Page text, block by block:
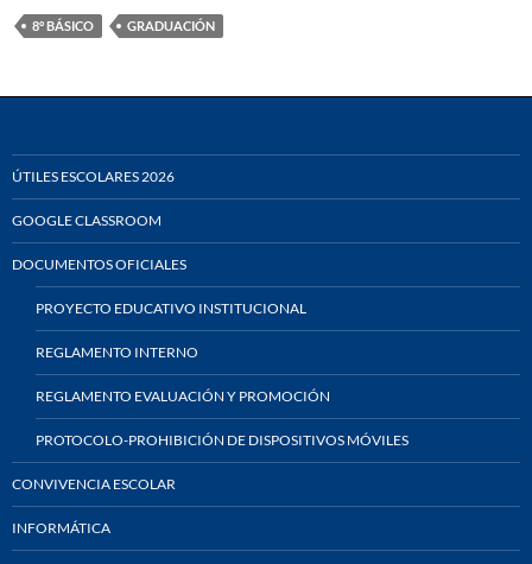
8° BÁSICO GRADUACIÓN
ÚTILES ESCOLARES 2026
GOOGLE CLASSROOM
DOCUMENTOS OFICIALES
PROYECTO EDUCATIVO INSTITUCIONAL
REGLAMENTO INTERNO
REGLAMENTO EVALUACIÓN Y PROMOCIÓN
PROTOCOLO-PROHIBICIÓN DE DISPOSITIVOS MÓVILES
CONVIVENCIA ESCOLAR
INFORMÁTICA